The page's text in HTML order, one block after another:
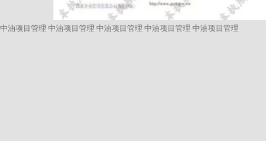
中油项目管理 中油项目管理 中油项目管理 中油项目管理 中油项目管理